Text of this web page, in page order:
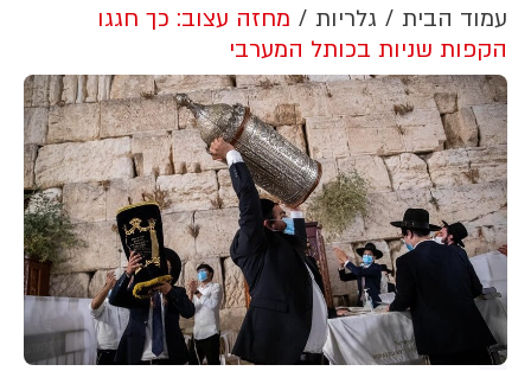
ובפקיסטן. לפי גורם ביטחוני טורקי,
ההסכם צפוי להיחתם בסעודיה
במהלך פגישה בין יורש העצר
מוחמד בן סלמאן, נשיא טורקיה,
רג'פ טאיפ ארדואן וראש ממשלת
פקיסטן, שהבז שריף.
עמוד הבית גלריות
מחזה עצוב: כך חגגו
הקפות שניות בכותל המערבי